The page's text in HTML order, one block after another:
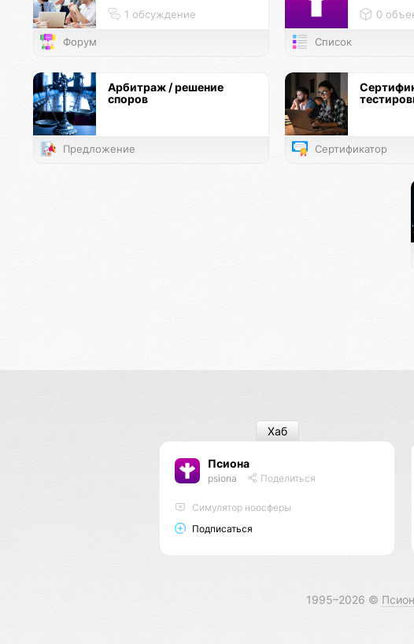
1 обсуждение
Форум
0
Список
Арбитраж / решение
споров
Предложение Сертификатор
Псиона
psiona Поделиться
Cимулятор ноосферы
Подписаться
Хаб
1995–2026 ©